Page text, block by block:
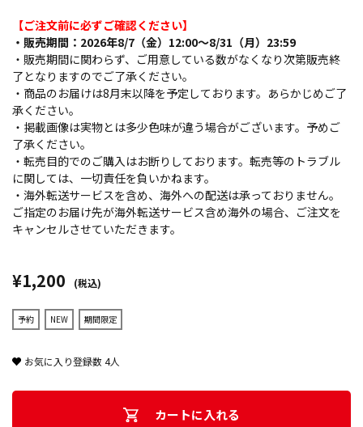
【ご注文前に必ずご確認ください】
・販売期間：2026年8/7（金）12:00～8/31（月）23:59
・販売期間に関わらず、ご用意している数がなくなり次第販売終
了となりますのでご了承ください。
・商品のお届けは8月末以降を予定しております。あらかじめご了
承ください。
・掲載画像は実物とは多少色味が違う場合がございます。予めご
了承ください。
・転売目的でのご購入はお断りしております。転売等のトラブル
に関しては、一切責任を負いかねます。
・海外転送サービスを含め、海外への配送は承っておりません。
ご指定のお届け先が海外転送サービス含め海外の場合、ご注文を
キャンセルさせていただきます。
¥1,200 (税込)
予約 NEW 期間限定
お気に入り登録数4人
カートに入れる